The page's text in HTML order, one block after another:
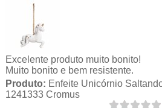
Excelente produto muito bonito!
Muito bonito e bem resistente.
Produto: Enfeite Unicórnio
1241333 Cromus